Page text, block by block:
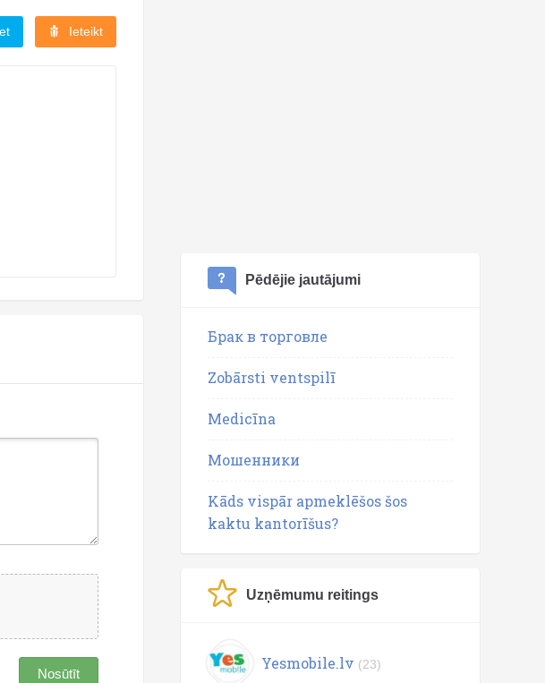
Ieteikt
Nosūtīt
Pēdējie jautājumi
Брак в торговле
Zobārsti ventspilī
Medicīna
Мошенники
Kāds vispār apmeklēšos šos
kaktu kantorīšus?
Uzņēmumu reitings
Yesmobile.lv (23)